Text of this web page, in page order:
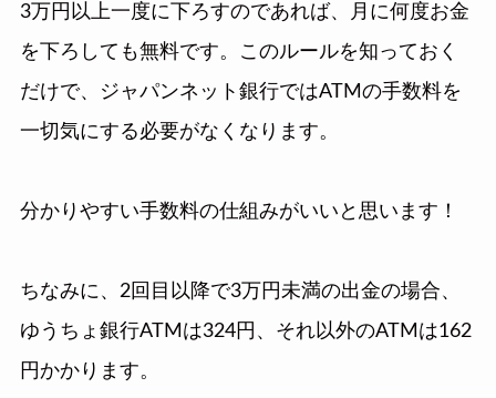
3万円以上一度に下ろすのであれば、月に何度お金
を下ろしても無料です。このルールを知っておく
だけで、ジャパンネット銀行ではATMの手数料を
一切気にする必要がなくなります。
分かりやすい手数料の仕組みがいいと思います！
ちなみに、2回目以降で3万円未満の出金の場合、
ゆうちょ銀行ATMは324円、それ以外のATMは162
円かかります。